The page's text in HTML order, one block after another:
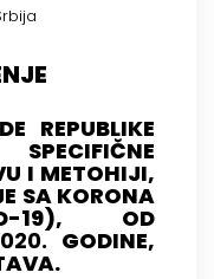
REPUBLIKE
I METOHIJI,
SA KORONA
19), OD
GODINE,